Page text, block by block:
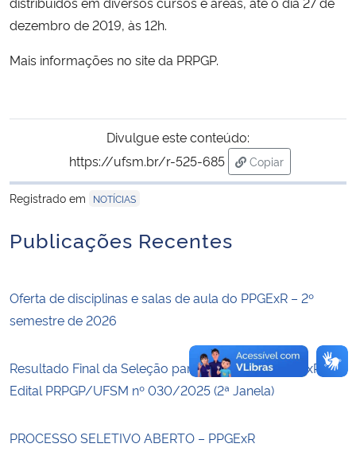
Advocacia-Geral da União
dezembro de 2019, às 12h.
Mais informações no siteda PRPGP.
Divulgue este conteúdo:
https://ufsm.br/r-525-685
Copiar
para área de
Registrado em
NOTÍCIAS
Publicações Recentes
Oferta de disciplinas e salas de aula do PPGExR – 2º
semestre de 2026
Resultado Final da Seleção para Ingresso no PPGExR –
Edital PRPGP/UFSM nº 030/2025 (2ª Janela)
PROCESSO SELETIVO ABERTO – PPGExR